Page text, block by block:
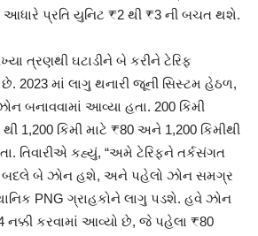
પ્રતિ યુનિટ ₹2 થી ₹3 ની બચત થશે.
ત્રણથી ઘટાડીને બે કરીને ટેરિફ
2023 માં લાગુ થનારી જૂની સિસ્ટમ હેઠળ,
બનાવવામાં આવ્યા હતા. 200 કિમી
1,200 કિમી માટે ₹80 અને 1,200 કિમીથી
તિવારીએ કહ્યું, “અમે ટેરિફને તર્કસંગત
બે ઝોન હશે, અને પહેલો ઝોન સમગ્ર
PNG ગ્રાહકોને લાગુ પડશે. હવે ઝોન
નક્કી કરવામાં આવ્યો છે, જે પહેલા ₹80